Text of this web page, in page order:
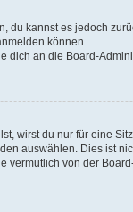
kannst es jedoch
können.
dich an die Board-
wirst du nur für eine
auswählen. Dies ist
vermutlich von der